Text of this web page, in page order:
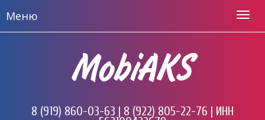
Меню
MobiAKS
8 (919) 860-03-63 | 8 (922) 805-22-76 | ИНН